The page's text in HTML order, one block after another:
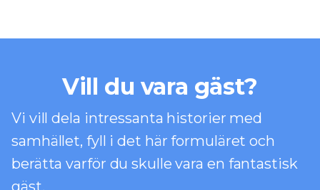
Vill du vara gäst?
Vi vill dela intressanta historier med
samhället, fyll i det här formuläret och
berätta varför du skulle vara en fantastisk